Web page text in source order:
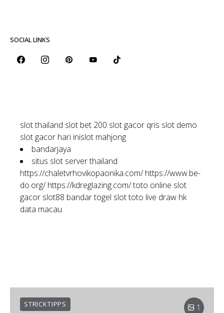
SOCIAL LINKS
slot thailand slot bet 200 slot gacor qris slot demo
slot gacor hari inislot mahjong
bandarjaya
situs slot server thailand
https://chaletvrhovikopaonika.com/ https://www.be-
do.org/ https://kdreglazing.com/toto online slot
gacor slot88 bandar togel slot toto live draw hk
data macau
1
STRICKTIPPS